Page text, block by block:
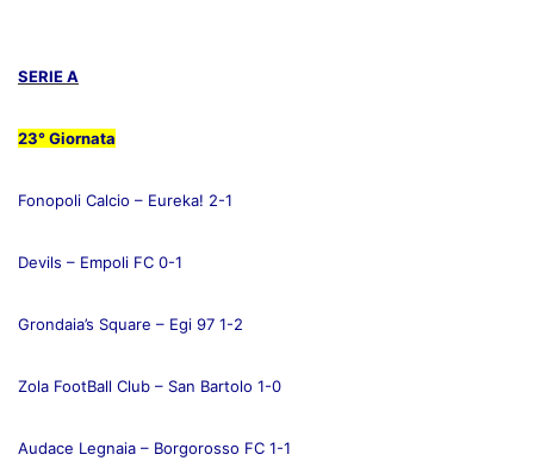
SERIE A
23° Giornata
Fonopoli Calcio – Eureka! 2-1
Devils – Empoli FC 0-1
Grondaia’s Square – Egi 97 1-2
Zola FootBall Club – San Bartolo 1-0
Audace Legnaia – Borgorosso FC 1-1